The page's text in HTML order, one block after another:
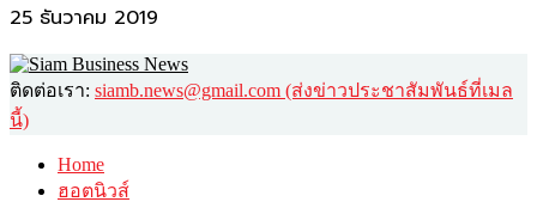
25 ธันวาคม 2019
ติดต่อเรา: siamb.news@gmail.com (ส่งข่าวประชาสัมพันธ์ที่เมล
นี้)
Home
ฮอตนิวส์